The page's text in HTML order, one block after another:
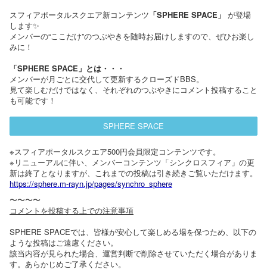
スフィアポータルスクエア新コンテンツ 「SPHERE SPACE」 が登場
します✨
メンバーの“ここだけ”のつぶやきを随時お届けしますので、ぜひお楽し
みに！
「SPHERE SPACE」とは・・・
メンバーが月ごとに交代して更新するクローズドBBS。
見て楽しむだけではなく、それぞれのつぶやきにコメント投稿すること
も可能です！
SPHERE SPACE
※スフィアポータルスクエア500円会員限定コンテンツです。
※リニューアルに伴い、メンバーコンテンツ「シンクロスフィア」の更
新は終了となりますが、これまでの投稿は引き続きご覧いただけます。
https://sphere.m-rayn.jp/pages/synchro_sphere
〜〜〜〜
コメントを投稿する上での注意事項
SPHERE SPACEでは、皆様が安心して楽しめる場を保つため、以下の
ような投稿はご遠慮ください。
該当内容が見られた場合、運営判断で削除させていただく場合がありま
す。あらかじめご了承ください。